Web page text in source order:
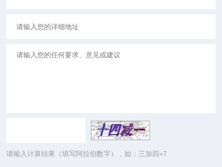
请输入计算结果（填写阿拉伯数字），如：三加四=7